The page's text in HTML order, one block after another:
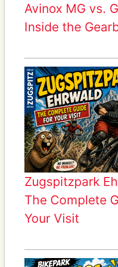
Avinox MG vs.
Inside the
Zugspitzpark
The Complete
Your Visit